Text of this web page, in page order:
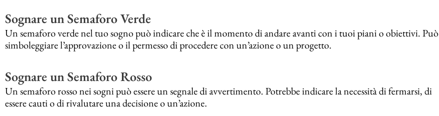
Sognare un Semaforo Verde
Un semaforo verde nel tuo sogno può indicare che è il momento di andare avanti con i tuoi piani o obiettivi. Può
simboleggiare l’approvazione o il permesso di procedere con un’azione o un progetto.
Sognare un Semaforo Rosso
Un semaforo rosso nei sogni può essere un segnale di avvertimento. Potrebbe indicare la necessità di fermarsi, di
essere cauti o di rivalutare una decisione o un’azione.